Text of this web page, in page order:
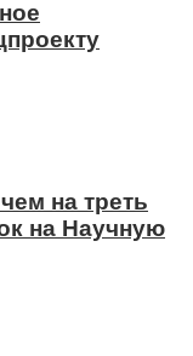
на треть
на Научную